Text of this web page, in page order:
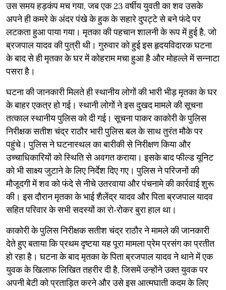
उस समय हड़कंप मच गया, जब एक 23 वर्षीय युवती का शव उसके
अपने ही कमरे के अंदर पंखे के हुक के सहारे दुपट्टे से बने फंदे पर
लटकता हुआ पाया गया। मृतका की पहचान शालनी के रूप में हुई है, जो
ब्रजपाल यादव की पुत्री थी। गुरुवार को हुई इस हृदयविदारक घटना
के बाद से ही मृतका के घर में कोहराम मचा हुआ है और मोहल्ले में सन्नाटा
पसरा है।
​घटना की जानकारी मिलते ही स्थानीय लोगों की भारी भीड़ मृतका के घर
के बाहर एकत्र हो गई। स्थानी लोगों ने इस दुखद मामले की सूचना
तत्काल स्थानीय पुलिस को दी गई। सूचना पाकर काकोरी के पुलिस
निरीक्षक सतीश चंद्र राठौर भारी पुलिस बल के साथ तुरंत मौके पर
पहुंचे। पुलिस ने घटनास्थल का बारीकी से निरीक्षण किया और
उच्चाधिकारियों को स्थिति से अवगत कराया। इसके बाद फील्ड यूनिट
को भी साक्ष्य जुटाने के लिए निर्देश दिए गए। पुलिस ने परिजनों की
मौजूदगी में शव को फंदे से नीचे उतरवाया और पंचनामे की कार्रवाई शुरू
की। इस दौरान मृतका के भाई शैलेंद्र यादव और पिता ब्रजपाल यादव
सहित परिवार के सभी सदस्यों का रो-रोकर बुरा हाल था।
​काकोरी के पुलिस निरीक्षक सतीश चंद्र राठौर ने मामले की जानकारी
देते हुए बताया कि प्रथम दृष्टया यह पूरा मामला प्रेम प्रसंग का प्रतीत
हो रहा है। घटना के बाद मृतका के पिता ब्रजपाल यादव ने थाने में एक
युवक के खिलाफ लिखित तहरीर दी है, जिसमें उन्होंने उक्त युवक पर
अपनी बेटी को प्रताड़ित करने और उसे इस आत्मघाती कदम के लिए